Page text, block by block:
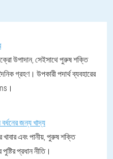
উপাদান, সেইসাথে পুরুষ শক্তি
গ্রহণ। উপকারী পদার্থ ব্যবহারের
জন্য খাদ্য
এবং পানীয়, পুরুষ শক্তি
প্রধান নীতি।